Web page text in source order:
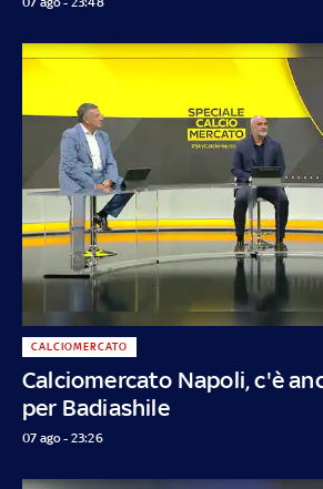
Calciomercato Napoli, c'è
per Badiashile
CALCIOMERCATO
07 ago - 23:26